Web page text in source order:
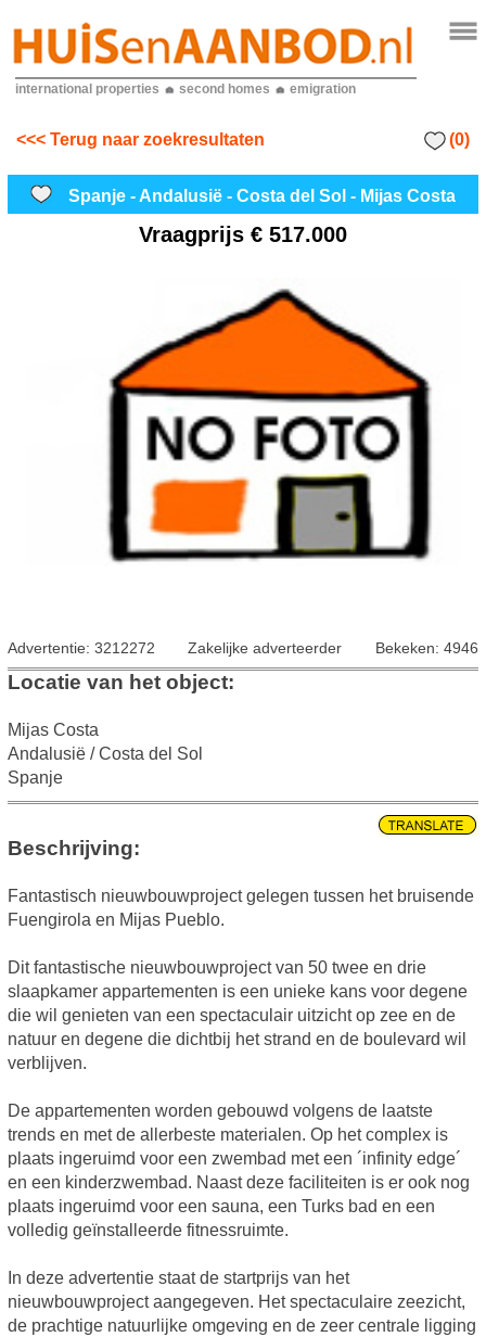
international properties second homes emigration
<<< Terug naar zoekresultaten (0)
Spanje - Andalusië - Costa del Sol - Mijas Costa
Vraagprijs € 517.000
Advertentie: 3212272 Zakelijke adverteerder Bekeken: 4946
Locatie van het object:
Mijas Costa
Andalusië / Costa del Sol
Spanje
Beschrijving:
Fantastisch nieuwbouwproject gelegen tussen het bruisende
Fuengirola en Mijas Pueblo.
Dit fantastische nieuwbouwproject van 50 twee en drie
slaapkamer appartementen is een unieke kans voor degene
die wil genieten van een spectaculair uitzicht op zee en de
natuur en degene die dichtbij het strand en de boulevard wil
verblijven.
De appartementen worden gebouwd volgens de laatste
trends en met de allerbeste materialen. Op het complex is
plaats ingeruimd voor een zwembad met een ´infinity edge´
en een kinderzwembad. Naast deze faciliteiten is er ook nog
plaats ingeruimd voor een sauna, een Turks bad en een
volledig geïnstalleerde fitnessruimte.
In deze advertentie staat de startprijs van het
nieuwbouwproject aangegeven. Het spectaculaire zeezicht,
de prachtige natuurlijke omgeving en de zeer centrale ligging